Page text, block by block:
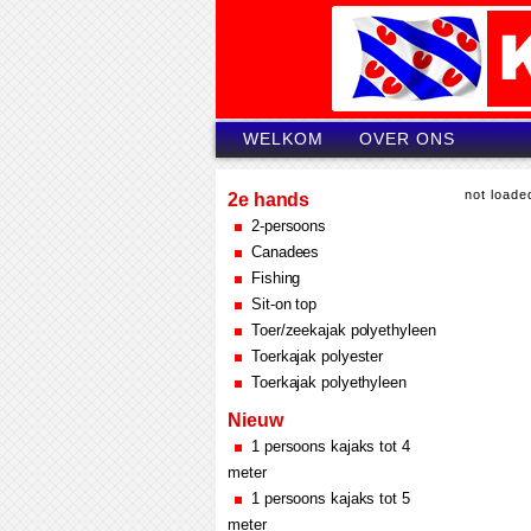
WELKOM OVER ONS
2e hands
2-persoons
Canadees
Fishing
Sit-on top
Toer/zeekajak polyethyleen
Toerkajak polyester
Toerkajak polyethyleen
Nieuw
1 persoons kajaks tot 4
meter
1 persoons kajaks tot 5
meter
not